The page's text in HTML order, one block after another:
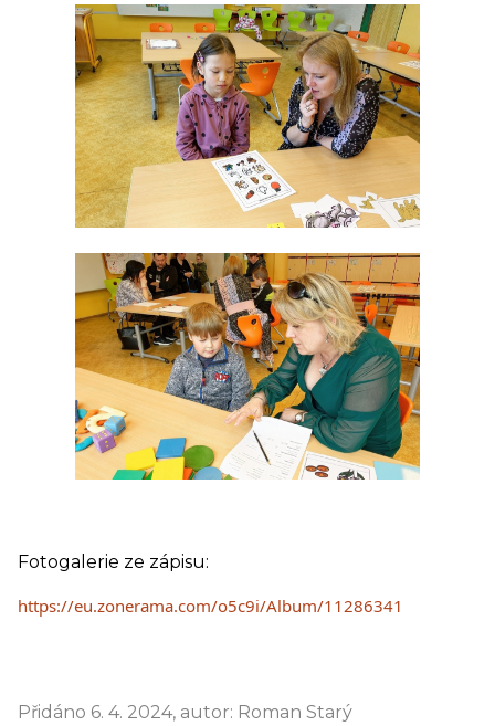
Fotogalerie ze zápisu:
https://eu.zonerama.com/o5c9i/Album/11286341
Přidáno 6. 4. 2024, autor: Roman Starý